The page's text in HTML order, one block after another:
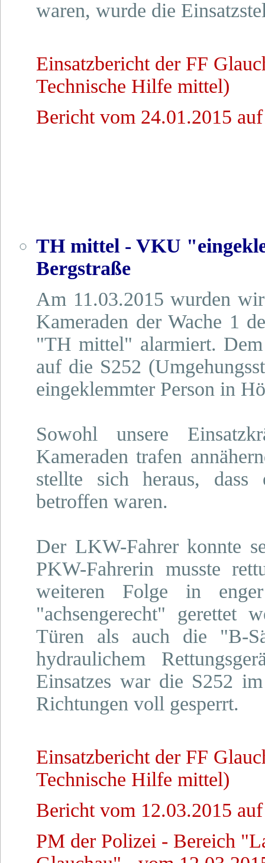
waren, wurde die
Einsatzbericht der FF
Technische Hilfe mittel)
Bericht vom 24.01.2015
TH mittel - VKU
Bergstraße
Am 11.03.2015 wurden
Kameraden der Wache 1
"TH mittel" alarmiert.
auf die S252
eingeklemmter Person in
Sowohl unsere
Kameraden trafen
stellte sich heraus,
betroffen waren.
Der LKW-Fahrer konnte
PKW-Fahrerin musste
weiteren Folge in
"achsengerecht" gerettet
Türen als auch die "B-
hydraulichem
Einsatzes war die S252
Richtungen voll gesperrt.
Einsatzbericht der FF
Technische Hilfe mittel)
Bericht vom 12.03.2015
PM der Polizei - Bereich